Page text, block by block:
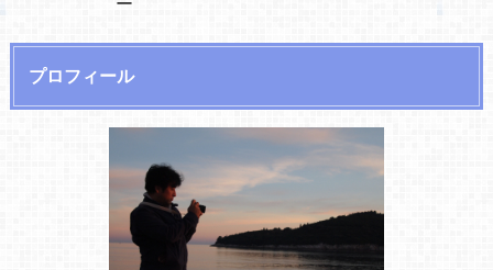
プロフィール